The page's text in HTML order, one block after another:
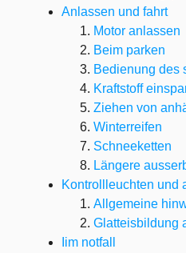
Anlassen und fahrt
Motor anlassen
Beim parken
Bedienung des
Kraftstoff
Ziehen von
Winterreifen
Schneeketten
Längere
Kontrollleuchten und
Allgemeine
Glatteisbildung
Iim notfall